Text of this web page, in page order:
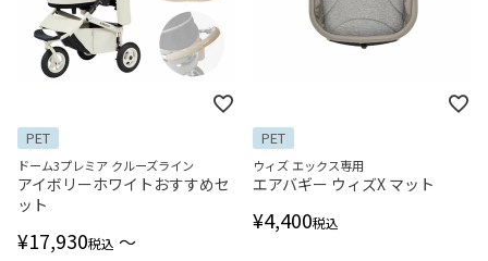
PET
ドーム3プレミア クルーズライン
アイボリーホワイトおすすめセ
ット
¥17,930税込 〜
PET
ウィズ エックス専用
エアバギー ウィズX マット
¥4,400税込